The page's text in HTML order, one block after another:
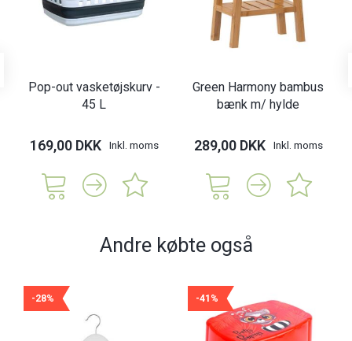
Pop-out vasketøjskurv -
45 L
169,00 DKK Inkl. moms
Green Harmony bambus
bænk m/ hylde
289,00 DKK Inkl. moms
Andre købte også
-28% -41%